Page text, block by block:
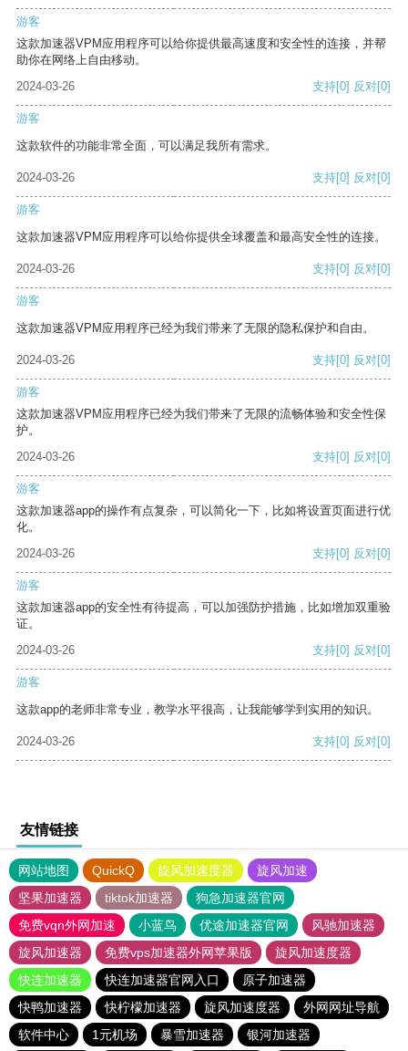
游客
这款加速器VPM应用程序可以给你提供最高速度和安全性的连接，并帮
助你在网络上自由移动。
2024-03-26
支持[0] 反对[0]
游客
这款软件的功能非常全面，可以满足我所有需求。
2024-03-26 支持[0] 反对[0]
游客
这款加速器VPM应用程序可以给你提供全球覆盖和最高安全性的连接。
2024-03-26 支持[0] 反对[0]
游客
这款加速器VPM应用程序已经为我们带来了无限的隐私保护和自由。
2024-03-26 支持[0] 反对[0]
游客
这款加速器VPM应用程序已经为我们带来了无限的流畅体验和安全性保
护。
2024-03-26
支持[0] 反对[0]
游客
这款加速器app的操作有点复杂，可以简化一下，比如将设置页面进行优
化。
2024-03-26
支持[0] 反对[0]
游客
这款加速器app的安全性有待提高，可以加强防护措施，比如增加双重验
证。
2024-03-26
支持[0] 反对[0]
游客
这款app的老师非常专业，教学水平很高，让我能够学到实用的知识。
2024-03-26 支持[0] 反对[0]
友情链接
网站地图 QuickQ 旋风加速度器
旋风加速
坚果加速器
tiktok加速器
狗急加速器官网
免费vqn外网加速
小蓝鸟 优途加速器官网
风驰加速器
旋风加速器
免费vps加速器外网苹果版
旋风加速度器
快连加速器
快连加速器官网入口
原子加速器
快鸭加速器
快柠檬加速器 旋风加速度器
外网网址导航
软件中心
1元机场 暴雪加速器 银河加速器